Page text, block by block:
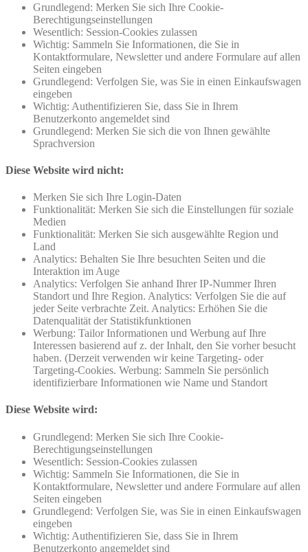
Grundlegend: Merken Sie sich Ihre Cookie-
Berechtigungseinstellungen
Wesentlich: Session-Cookies zulassen
Wichtig: Sammeln Sie Informationen, die Sie in
Kontaktformulare, Newsletter und andere Formulare auf allen
Seiten eingeben
Grundlegend: Verfolgen Sie, was Sie in einen Einkaufswagen
eingeben
Wichtig: Authentifizieren Sie, dass Sie in Ihrem
Benutzerkonto angemeldet sind
Grundlegend: Merken Sie sich die von Ihnen gewählte
Sprachversion
Diese Website wird nicht:
Merken Sie sich Ihre Login-Daten
Funktionalität: Merken Sie sich die Einstellungen für soziale
Medien
Funktionalität: Merken Sie sich ausgewählte Region und
Land
Analytics: Behalten Sie Ihre besuchten Seiten und die
Interaktion im Auge
Analytics: Verfolgen Sie anhand Ihrer IP-Nummer Ihren
Standort und Ihre Region. Analytics: Verfolgen Sie die auf
jeder Seite verbrachte Zeit. Analytics: Erhöhen Sie die
Datenqualität der Statistikfunktionen
Werbung: Tailor Informationen und Werbung auf Ihre
Interessen basierend auf z. der Inhalt, den Sie vorher besucht
haben. (Derzeit verwenden wir keine Targeting- oder
Targeting-Cookies. Werbung: Sammeln Sie persönlich
identifizierbare Informationen wie Name und Standort
Diese Website wird:
Grundlegend: Merken Sie sich Ihre Cookie-
Berechtigungseinstellungen
Wesentlich: Session-Cookies zulassen
Wichtig: Sammeln Sie Informationen, die Sie in
Kontaktformulare, Newsletter und andere Formulare auf allen
Seiten eingeben
Grundlegend: Verfolgen Sie, was Sie in einen Einkaufswagen
eingeben
Wichtig: Authentifizieren Sie, dass Sie in Ihrem
Benutzerkonto angemeldet sind